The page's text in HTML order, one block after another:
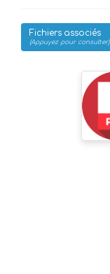
Fichiers associés
(Appuyez pour consulter)